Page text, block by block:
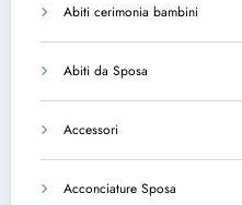
Abiti cerimonia bambini
Abiti da Sposa
Accessori
Acconciature Sposa